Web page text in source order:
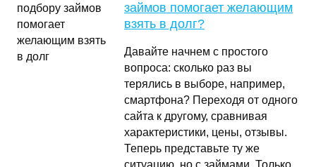
займов помогает желающим
взять в долг?
Давайте начнем с простого
вопроса: сколько раз вы
терялись в выборе, например,
смартфона? Переходя от одного
сайта к другому, сравнивая
характеристики, цены, отзывы.
Теперь представьте ту же
ситуацию, но с займами. Только